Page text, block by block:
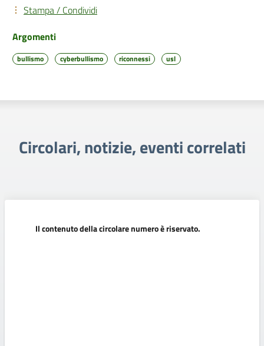
Stampa / Condividi
Argomenti
bullismo cyberbullismo riconnessi usl
Circolari, notizie, eventi correlati
Il contenuto della circolare numero è riservato.